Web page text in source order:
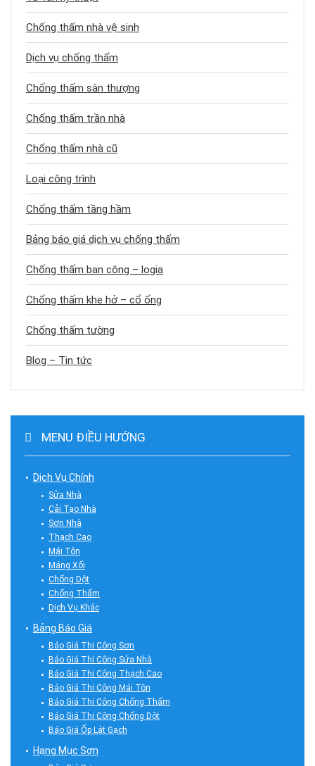
Chống thấm nhà vệ sinh
Dịch vụ chống thấm
Chống thấm sân thượng
Chống thấm trần nhà
Chống thấm nhà cũ
Loại công trình
Chống thấm tầng hầm
Bảng báo giá dịch vụ chống thấm
Chống thấm ban công – logia
Chống thấm khe hở – cổ ống
Chống thấm tường
Blog – Tin tức
MENU ĐIỀU HƯỚNG
Dịch Vụ Chính
Sửa Nhà
Cải Tạo Nhà
Sơn Nhà
Thạch Cao
Mái Tôn
Máng Xối
Chống Dột
Chống Thấm
Dịch Vụ Khác
Bảng Báo Giá
Báo Giá Thi Công Sơn
Báo Giá Thi Công Sửa Nhà
Báo Giá Thi Công Thạch Cao
Báo Giá Thi Công Mái Tôn
Báo Giá Thi Công Chống Thấm
Báo Giá Thi Công Chống Dột
Báo Giá Ốp Lát Gạch
Hạng Mục Sơn